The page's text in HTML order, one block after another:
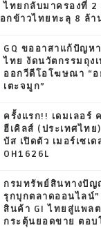
ไทยกลับมาครองที่ 2
กข้าวไทยทะลุ 8 ล้า
GQ ขออาสาแก้ปัญห
ไทย งัดนวัตกรรมถุง
ออกวีดีโอโฆษณา “อ
เตะจมูก”
ครั้งแรก!! เดมเลอร์
ฮีเคิลส์ (ประเทศไทย
บัส เปิดตัว เมอร์เซเ
OH1626L
กรมทรัพย์สินทางปัญ
รุกบุกตลาดออนไลน์
สินค้า GI ไทยสู่แพล
กระตุ้นยอดขาย ตอบ